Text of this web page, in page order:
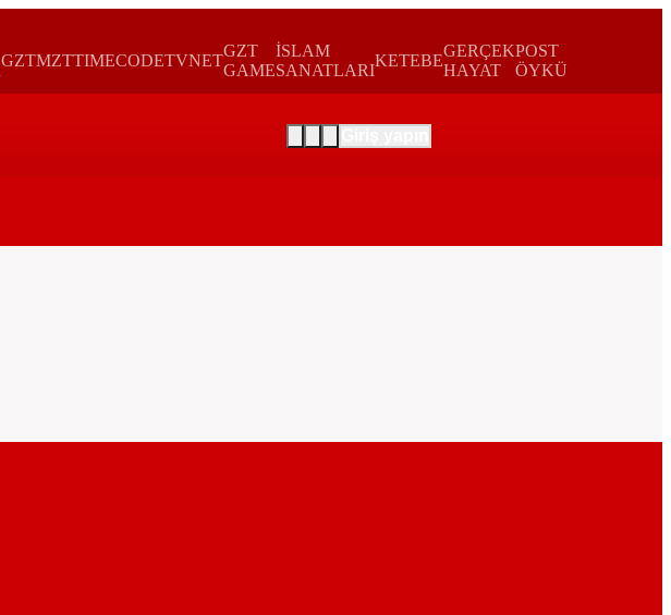
GZTMZTTIMECODETVNET
GZT
GAME
İSLAM
SANATLARI
KETEBE
GERÇEK
HAYAT
POST
ÖYKÜ